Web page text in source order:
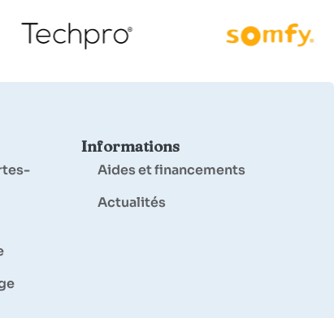
Informations
Aides et financements
Actualités